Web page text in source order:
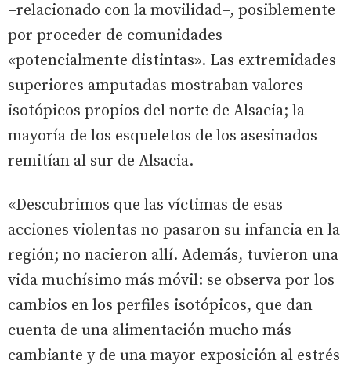
–relacionado con la movilidad–, posiblemente
por proceder de comunidades
«potencialmente distintas». Las extremidades
superiores amputadas mostraban valores
isotópicos propios del norte de Alsacia; la
mayoría de los esqueletos de los asesinados
remitían al sur de Alsacia.
«Descubrimos que las víctimas de esas
acciones violentas no pasaron su infancia en la
región; no nacieron allí. Además, tuvieron una
vida muchísimo más móvil: se observa por los
cambios en los perfiles isotópicos, que dan
cuenta de una alimentación mucho más
cambiante y de una mayor exposición al estrés